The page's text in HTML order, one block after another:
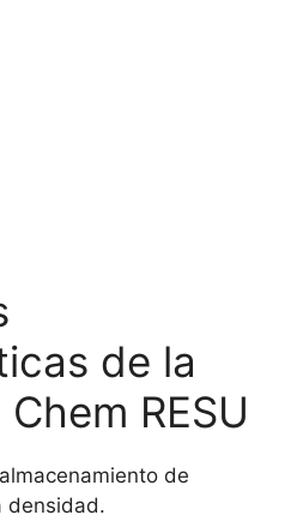
de la
RESU
de
densidad.